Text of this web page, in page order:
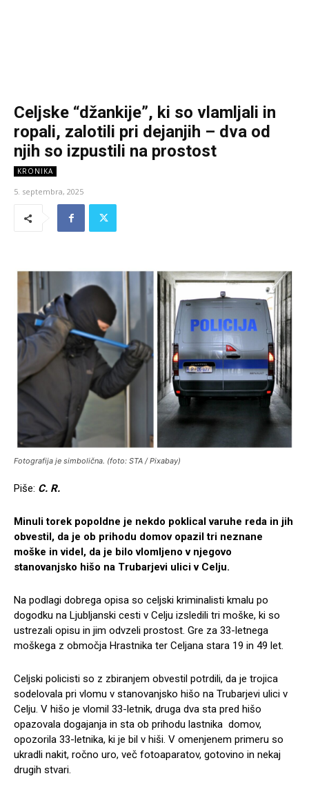
Celjske “džankije”, ki so vlamljali in
ropali, zalotili pri dejanjih – dva od
njih so izpustili na prostost
KRONIKA
5. septembra, 2025
Fotografija je simbolična. (foto: STA / Pixabay)
Piše: C. R.
Minuli torek popoldne je nekdo poklical varuhe reda in jih
obvestil, da je ob prihodu domov opazil tri neznane
moške in videl, da je bilo vlomljeno v njegovo
stanovanjsko hišo na Trubarjevi ulici v Celju.
Na podlagi dobrega opisa so celjski kriminalisti kmalu po
dogodku na Ljubljanski cesti v Celju izsledili tri moške, ki so
ustrezali opisu in jim odvzeli prostost. Gre za 33-letnega
moškega z območja Hrastnika ter Celjana stara 19 in 49 let.
Celjski policisti so z zbiranjem obvestil potrdili, da je trojica
sodelovala pri vlomu v stanovanjsko hišo na Trubarjevi ulici v
Celju. V hišo je vlomil 33-letnik, druga dva sta pred hišo
opazovala dogajanja in sta ob prihodu lastnika domov,
opozorila 33-letnika, ki je bil v hiši. V omenjenem primeru so
ukradli nakit, ročno uro, več fotoaparatov, gotovino in nekaj
drugih stvari.